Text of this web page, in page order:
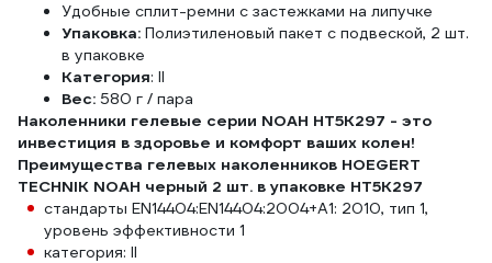
Удобные сплит-ремни с застежками на липучке
Упаковка: Полиэтиленовый пакет с подвеской, 2 шт.
в упаковке
Категория: II
Вес: 580 г / пара
Наколенники гелевые серии NOAH HT5K297 - это
инвестиция в здоровье и комфорт ваших колен!
Преимущества гелевых наколенников HOEGERT
TECHNIK NOAH черный 2 шт. в упаковке HT5K297
стандарты EN14404:EN14404:2004+A1: 2010, тип 1,
уровень эффективности 1
категория: II